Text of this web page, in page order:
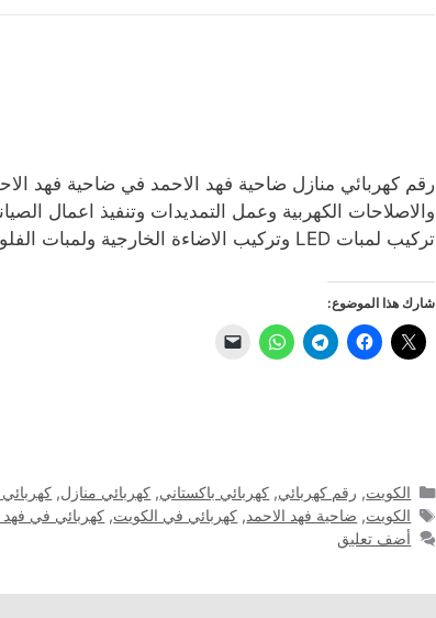
رقم كهربائي منازل ضاحية فهد الاحمد في ضاحية فهد
والاصلاحات الكهربية وعمل التمديدات وتنفيذ اعمال
تركيب لمبات LED وتركيب الاضاءة الخارجية ولمبات الفلورسنت والثريات وصيانه بلاكات الكهرباء واصلاح الشورتكات.
شارك هذا الموضوع:
التصنيفات
الكويت, رقم كهربائي, كهربائي باكستاني, كهربائي منازل,
الوسوم
الكويت, ضاحية فهد الاحمد, كهربائي في الكويت, كهربائي في فهد
أضف تعليق